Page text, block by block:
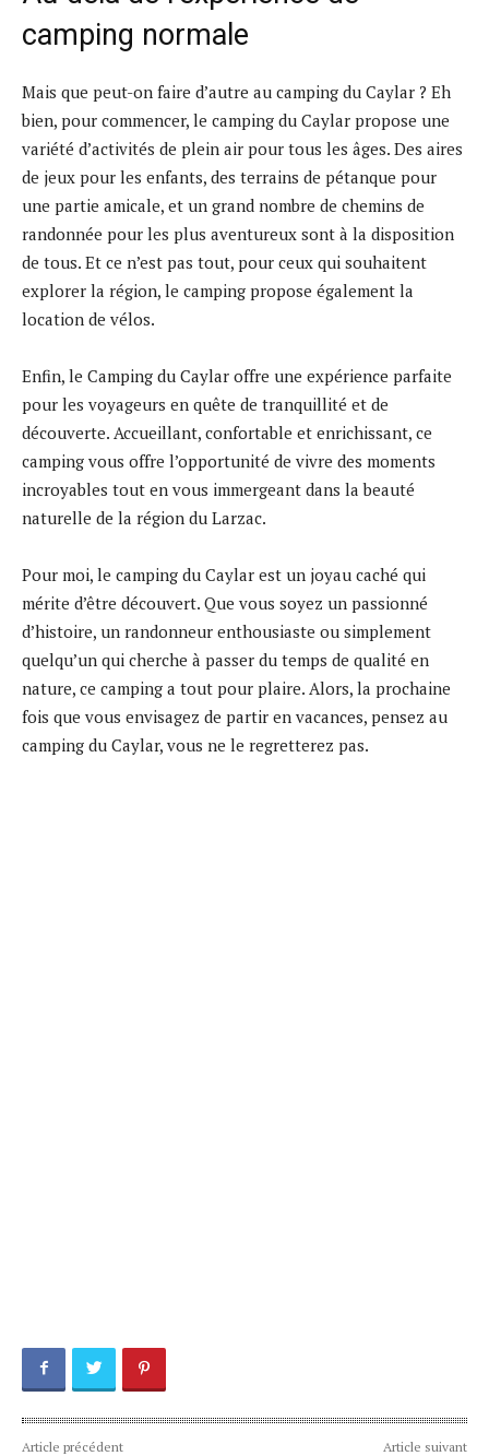
camping normale
Mais que peut-on faire d’autre au camping du Caylar ? Eh
bien, pour commencer, le camping du Caylar propose une
variété d’activités de plein air pour tous les âges. Des aires
de jeux pour les enfants, des terrains de pétanque pour
une partie amicale, et un grand nombre de chemins de
randonnée pour les plus aventureux sont à la disposition
de tous. Et ce n’est pas tout, pour ceux qui souhaitent
explorer la région, le camping propose également la
location de vélos.
Enfin, le Camping du Caylar offre une expérience parfaite
pour les voyageurs en quête de tranquillité et de
découverte. Accueillant, confortable et enrichissant, ce
camping vous offre l’opportunité de vivre des moments
incroyables tout en vous immergeant dans la beauté
naturelle de la région du Larzac.
Pour moi, le camping du Caylar est un joyau caché qui
mérite d’être découvert. Que vous soyez un passionné
d’histoire, un randonneur enthousiaste ou simplement
quelqu’un qui cherche à passer du temps de qualité en
nature, ce camping a tout pour plaire. Alors, la prochaine
fois que vous envisagez de partir en vacances, pensez au
camping du Caylar, vous ne le regretterez pas.
Article précédent Article suivant